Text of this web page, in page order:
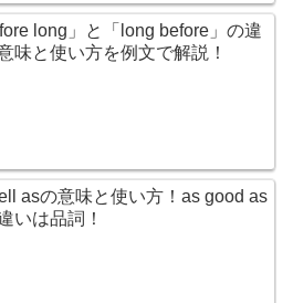
long」と「long before」の違
味と使い方を例文で解説！
asの意味と使い方！as good as
いは品詞！